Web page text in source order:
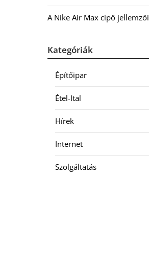
A Nike Air Max cipő jellemzői
Kategóriák
Építőipar
Étel-Ital
Hírek
Internet
Szolgáltatás